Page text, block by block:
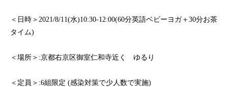
＜日時＞2021/8/11(水)10:30-12:00(60分英語ベビーヨガ＋30分お茶
タイム)
＜場所＞:京都右京区御室仁和寺近く ゆるり
＜定員＞:6組限定 (感染対策で少人数で実施)